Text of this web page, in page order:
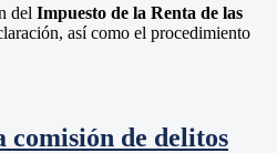
del Impuesto de la Renta de las
así como el procedimiento
de delitos